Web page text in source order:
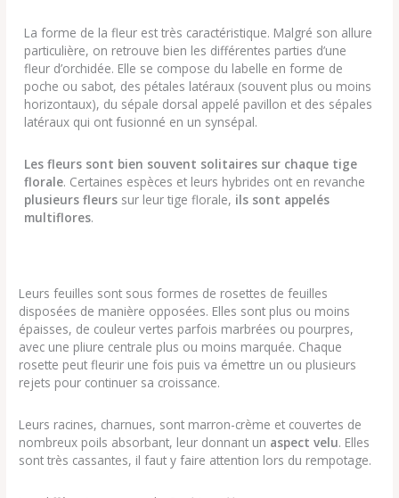
La forme de la fleur est très caractéristique. Malgré son allure
particulière, on retrouve bien les différentes parties d’une
fleur d’orchidée. Elle se compose du labelle en forme de
poche ou sabot, des pétales latéraux (souvent plus ou moins
horizontaux), du sépale dorsal appelé pavillon et des sépales
latéraux qui ont fusionné en un synsépal.
Les fleurs sont bien souvent solitaires sur chaque tige
florale. Certaines espèces et leurs hybrides ont en revanche
plusieurs fleurs sur leur tige florale, ils sont appelés
multiflores.
Leurs feuilles sont sous formes de rosettes de feuilles
disposées de manière opposées. Elles sont plus ou moins
épaisses, de couleur vertes parfois marbrées ou pourpres,
avec une pliure centrale plus ou moins marquée. Chaque
rosette peut fleurir une fois puis va émettre un ou plusieurs
rejets pour continuer sa croissance.
Leurs racines, charnues, sont marron-crème et couvertes de
nombreux poils absorbant, leur donnant un aspect velu. Elles
sont très cassantes, il faut y faire attention lors du rempotage.